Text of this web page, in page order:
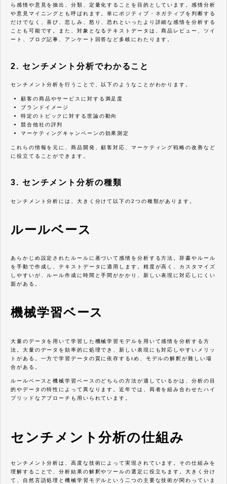
ら感情や意見を抽出、分類、定量化することを目的としています。感情分析
や意見マイニングとも呼ばれます。単にポジティブ・ネガティブを判断する
だけでなく、喜び、悲しみ、怒り、恐れといったより詳細な感情を分析する
ことも可能です。また、対象となるテキストデータは、商品レビュー、ツイ
ート、ブログ記事、アンケート回答など多岐にわたります。
2. センチメント分析でわかること
センチメント分析を行うことで、以下のようなことがわかります。
顧客の商品やサービスに対する満足度
ブランドイメージ
特定のトピックに対する世論の動向
競合他社の評判
マーケティングキャンペーンの効果測定
これらの情報を元に、商品開発、顧客対応、マーケティング戦略の改善など
に役立てることができます。
3. センチメント分析の種類
センチメント分析には、大きく分けて以下の2つの種類があります。
ルールベース
あらかじめ設定されたルールに基づいて感情を分析する方法。辞書やルール
を手動で作成し、テキストデータに適用します。精度が高く、カスタマイズ
しやすいが、ルール作成に時間と手間がかかり、新しい表現に対応しにくい
面がある。
機械学習ベース
大量のデータを用いて学習した機械学習モデルを用いて感情を分析する方
法。大量のデータを効率的に処理でき、新しい表現にも対応しやすいメリッ
トがある。一方で学習データの質に依存するtめ、モデルの解釈が難しい場
合がある。
ルールベースと機械学習ベースのどちらの方法が適しているかは、分析の目
的やデータの特性によって異なります。近年では、両者を組み合わせたハイ
ブリッドなアプローチも用いられています。
センチメント分析の仕組み
センチメント分析は、高度な技術によって実現されています。その仕組みを
理解することで、分析結果の解釈やツールの選定に役立ちます。大きく分け
て、自然言語処理と機械学習モデルという二つの主要な技術が関わっていま